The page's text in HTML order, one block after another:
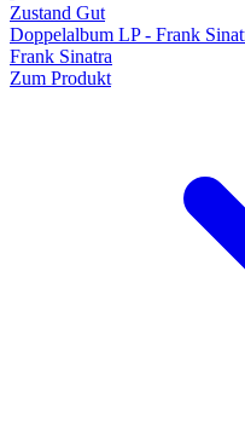
Zustand Gut
Doppelalbum LP - Frank
Frank Sinatra
Zum Produkt